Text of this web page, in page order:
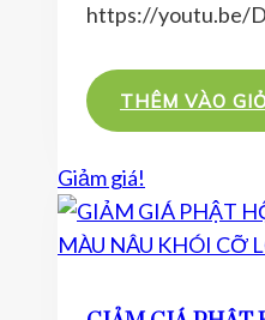
https://youtu.be/
THÊM VÀO
Giảm giá!